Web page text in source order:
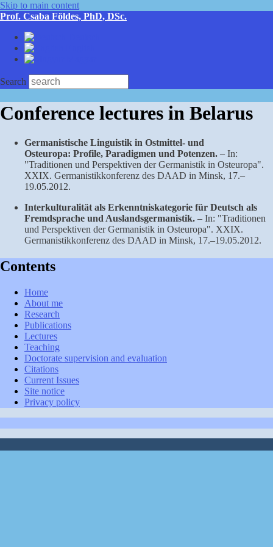
Skip to main content
Prof. Csaba Földes, PhD, DSc.
Search
Conference lectures in Belarus
Germanistische Linguistik in Ostmittel- und
Osteuropa: Profile, Paradigmen und Potenzen. – In:
"Traditionen und Perspektiven der Germanistik in Osteuropa".
XXIX. Germanistikkonferenz des DAAD in Minsk, 17.–
19.05.2012.
Interkulturalität als Erkenntniskategorie für Deutsch als
Fremdsprache und Auslandsgermanistik. – In: "Traditionen
und Perspektiven der Germanistik in Osteuropa". XXIX.
Germanistikkonferenz des DAAD in Minsk, 17.–19.05.2012.
Contents
Home
About me
Research
Publications
Lectures
Teaching
Doctorate supervision and evaluation
Citations
Current Issues
Site notice
Privacy policy